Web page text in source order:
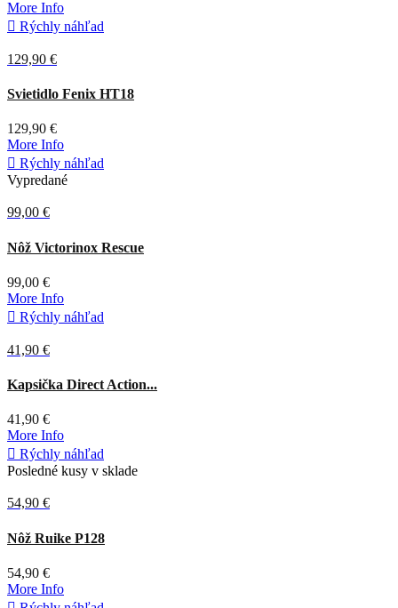
More Info
 Rýchly náhľad
129,90 €
Čierna
Svietidlo Fenix HT18
129,90 €
More Info
 Rýchly náhľad
Vypredané
99,00 €
Žltá
Nôž Victorinox Rescue
99,00 €
More Info
 Rýchly náhľad
41,90 €
Adaptive
green
Coyote
Kapsička Direct Action...
41,90 €
More Info
 Rýchly náhľad
Posledné kusy v sklade
54,90 €
Čierna
Nôž Ruike P128
54,90 €
More Info